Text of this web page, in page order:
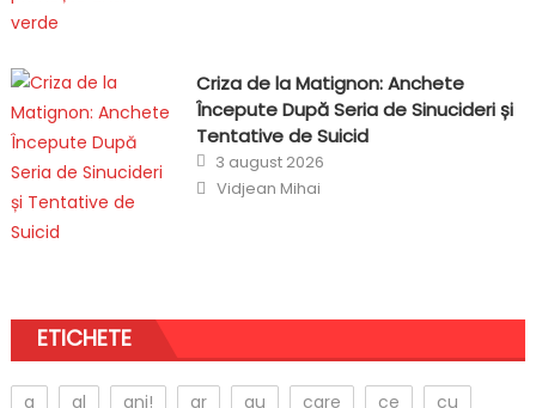
Criza de la Matignon: Anchete
Începute După Seria de Sinucideri și
Tentative de Suicid
Posted
on
3 august 2026
Author
Vidjean Mihai
ETICHETE
a al ani! ar au care ce
cu